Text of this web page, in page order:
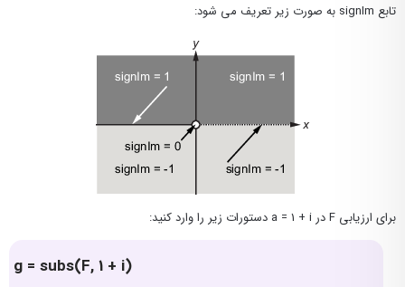
تابع signIm به صورت زیر تعریف می شود:
برای ارزیابی F در a = 1 + i دستورات زیر را وارد کنید:
g = subs(F, 1 + i)